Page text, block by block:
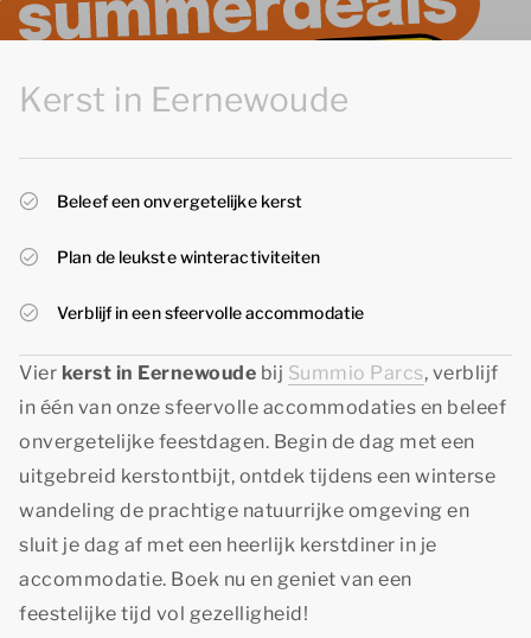
Kerst in Eernewoude
Beleef een onvergetelijke kerst
Plan de leukste winteractiviteiten
Verblijf in een sfeervolle accommodatie
Vier kerst in Eernewoude bij Summio Parcs, verblijf
in één van onze sfeervolle accommodaties en beleef
onvergetelijke feestdagen. Begin de dag met een
uitgebreid kerstontbijt, ontdek tijdens een winterse
wandeling de prachtige natuurrijke omgeving en
sluit je dag af met een heerlijk kerstdiner in je
accommodatie. Boek nu en geniet van een
feestelijke tijd vol gezelligheid!